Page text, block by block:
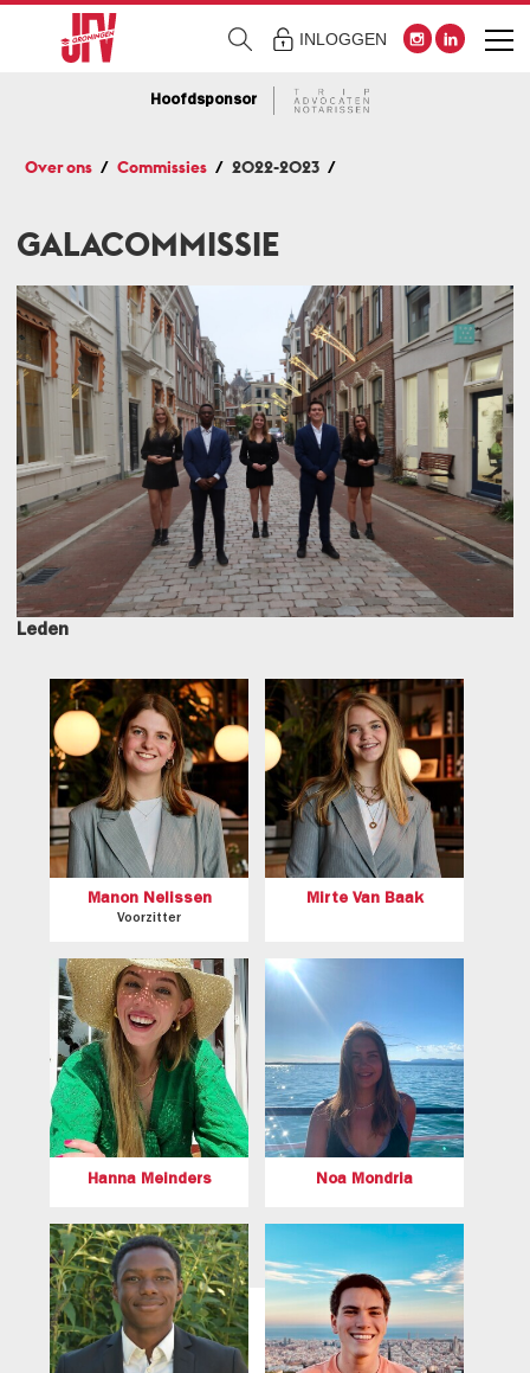
INLOGGEN
Hoofdsponsor
Over ons Commissies 2022-2023
GALACOMMISSIE
Leden
Manon Nelissen
Voorzitter
Mirte Van Baak
Hanna Meinders Noa Mondria